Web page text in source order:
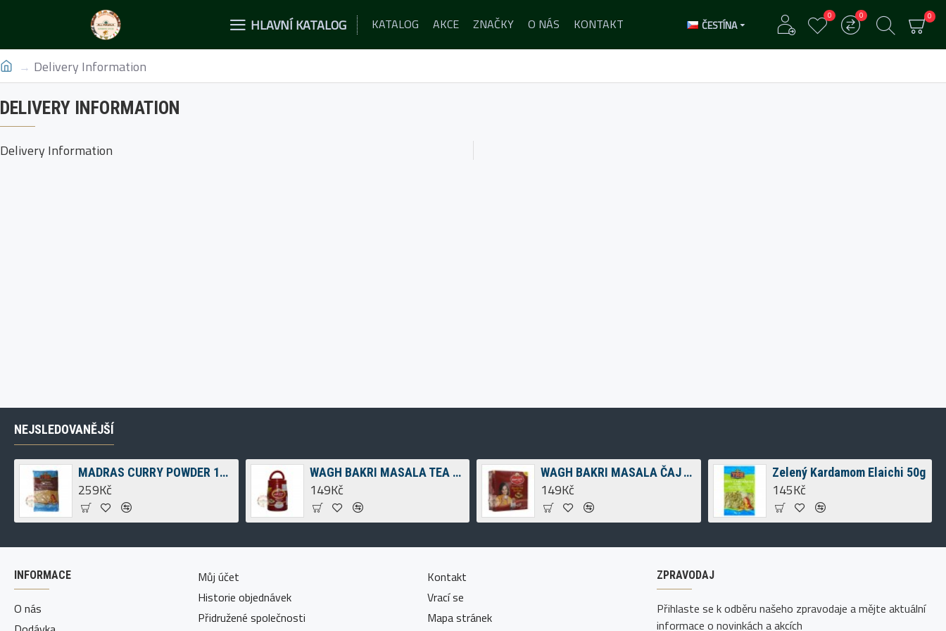
HLAVNÍ KATALOG KATALOG AKCE ZNAČKY O NÁS KONTAKT ČESTÍNA
0 0 0
Delivery Information
DELIVERY INFORMATION
Delivery Information
NEJSLEDOVANĚJŠÍ
MADRAS CURRY POWDER 1KG
259Kč
WAGH BAKRI MASALA TEA SPICED TEA 250G
149Kč
WAGH BAKRI MASALA ČAJ TEA BAGS 200G
149Kč
Zelený Kardamom Elaichi 50g
145Kč
INFORMACE
O nás
Můj účet
Historie objednávek
Přidružené společnosti
Kontakt
Vrací se
Mapa stránek
ZPRAVODAJ
Přihlaste se k odběru našeho zpravodaje a mějte aktuální
informace o novinkách a akcích